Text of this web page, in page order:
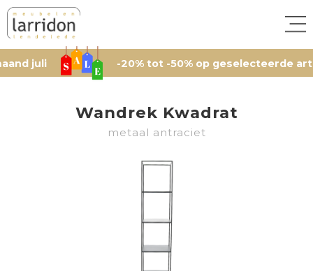
-20% tot -50% op geselecteerde artikelen,
Wandrek Kwadrat
metaal antraciet